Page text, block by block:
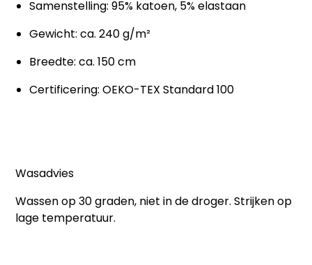
Samenstelling: 95% katoen, 5% elastaan
Gewicht: ca. 240 g/m²
Breedte: ca. 150 cm
Certificering: OEKO-TEX Standard 100
Wasadvies
Wassen op 30 graden, niet in de droger. Strijken op
lage temperatuur.